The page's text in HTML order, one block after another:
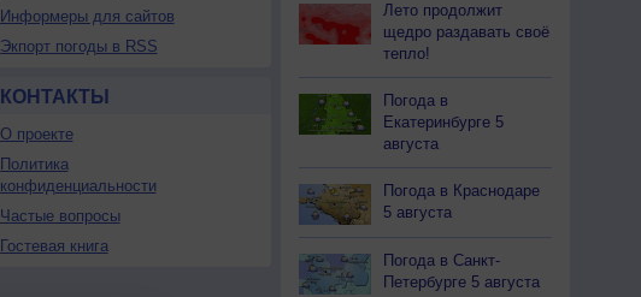
Информеры для сайтов
Экпорт погоды в RSS
КОНТАКТЫ
О проекте
Политика
конфиденциальности
Частые вопросы
Гостевая книга
Лето продолжит
щедро раздавать своё
тепло!
Погода в
Екатеринбурге 5
августа
Погода в Краснодаре
5 августа
Погода в Санкт-
Петербурге 5 августа